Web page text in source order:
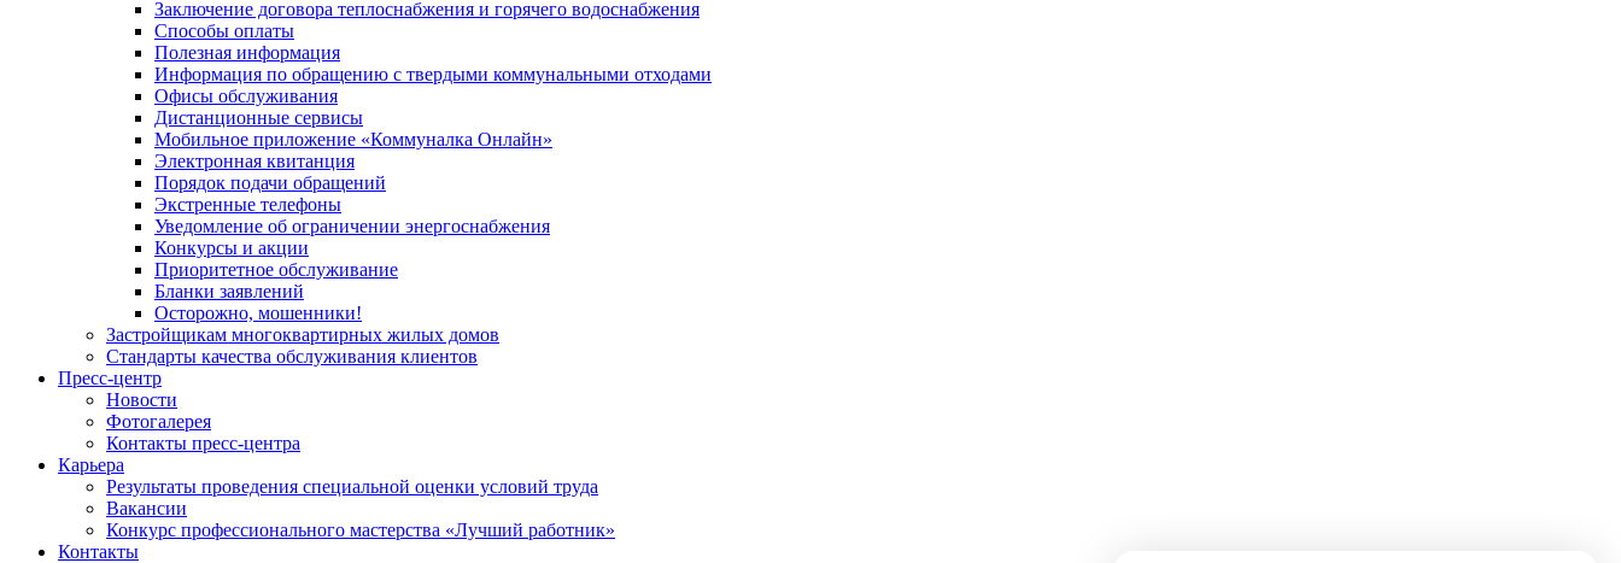
Заключение договора теплоснабжения и горячего водоснабжения
Способы оплаты
Полезная информация
Информация по обращению с твердыми коммунальными отходами
Офисы обслуживания
Дистанционные сервисы
Мобильное приложение «Коммуналка Онлайн»
Электронная квитанция
Порядок подачи обращений
Экстренные телефоны
Уведомление об ограничении энергоснабжения
Конкурсы и акции
Приоритетное обслуживание
Бланки заявлений
Осторожно, мошенники!
Застройщикам многоквартирных жилых домов
Стандарты качества обслуживания клиентов
Пресс-центр
Новости
Фотогалерея
Контакты пресс-центра
Карьера
Результаты проведения специальной оценки условий труда
Вакансии
Конкурс профессионального мастерства «Лучший работник»
Контакты